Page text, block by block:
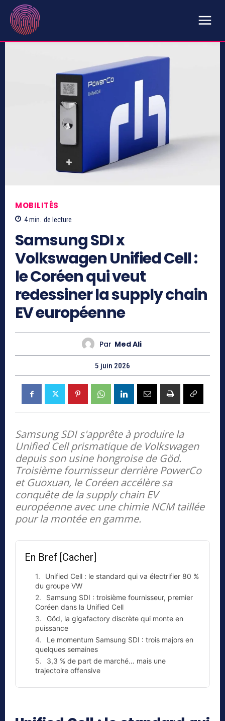
MOBILITÉS
4min. de lecture
Samsung SDI x
Volkswagen Unified Cell :
le Coréen qui veut
redessiner la supply chain
EV européenne
Par Med Ali
5 juin 2026
Samsung SDI s'apprête à produire la
Unified Cell prismatique de Volkswagen
depuis son usine hongroise de Göd.
Troisième fournisseur derrière PowerCo
et Guoxuan, le Coréen accélère sa
conquête de la supply chain EV
européenne avec une chimie NCM taillée
pour la montée en gamme.
En Bref [Cacher]
Unified Cell : le standard qui va électrifier 80 %
du groupe VW
Samsung SDI : troisième fournisseur, premier
Coréen dans la Unified Cell
Göd, la gigafactory discrète qui monte en
puissance
Le momentum Samsung SDI : trois majors en
quelques semaines
3,3 % de part de marché… mais une
trajectoire offensive